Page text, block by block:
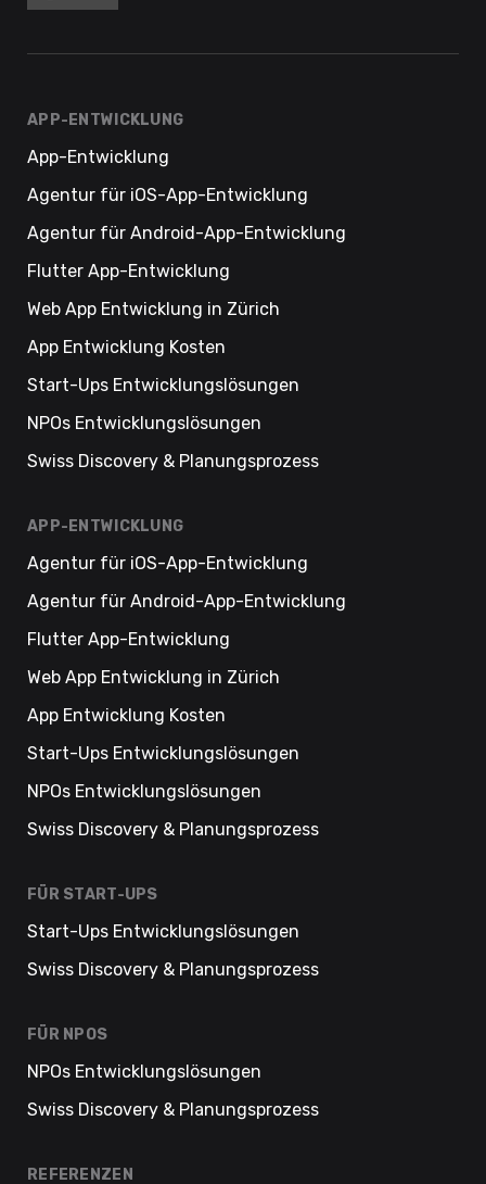
APP-ENTWICKLUNG
App-Entwicklung
Agentur für iOS-App-Entwicklung
Agentur für Android-App-Entwicklung
Flutter App-Entwicklung
Web App Entwicklung in Zürich
App Entwicklung Kosten
Start-Ups Entwicklungslösungen
NPOs Entwicklungslösungen
Swiss Discovery & Planungsprozess
APP-ENTWICKLUNG
Agentur für iOS-App-Entwicklung
Agentur für Android-App-Entwicklung
Flutter App-Entwicklung
Web App Entwicklung in Zürich
App Entwicklung Kosten
Start-Ups Entwicklungslösungen
NPOs Entwicklungslösungen
Swiss Discovery & Planungsprozess
FÜR START-UPS
Start-Ups Entwicklungslösungen
Swiss Discovery & Planungsprozess
FÜR NPOS
NPOs Entwicklungslösungen
Swiss Discovery & Planungsprozess
REFERENZEN